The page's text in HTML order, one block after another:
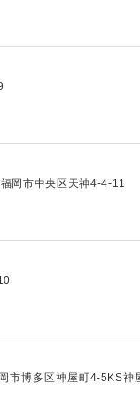
岡市中央区天神4-4-11
市博多区神屋町4-5KS神